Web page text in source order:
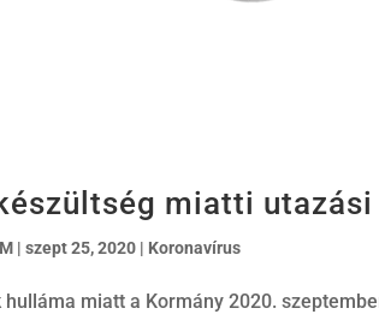
miatti
|szept 25, 2020 | Koronavírus
miatt a Kormány 2020.